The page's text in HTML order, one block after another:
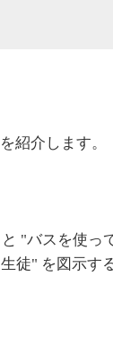
紹介します。
"バスを使っ
徒" を図示す